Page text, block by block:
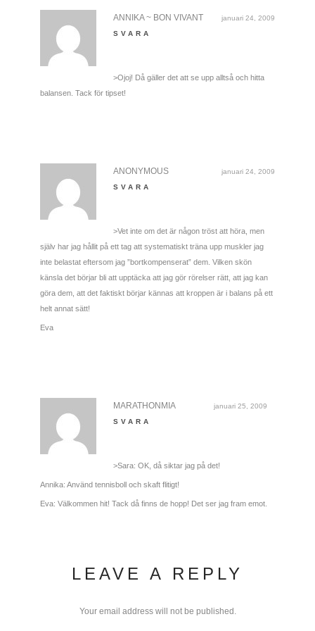
januari 24, 2009
ANNIKA ~ BON VIVANT
SVARA
>Ojoj! Då gäller det att se upp alltså och hitta
balansen. Tack för tipset!
januari 24, 2009
ANONYMOUS
SVARA
>Vet inte om det är någon tröst att höra, men
själv har jag hållit på ett tag att systematiskt träna upp muskler jag
inte belastat eftersom jag ”bortkompenserat” dem. Vilken skön
känsla det börjar bli att upptäcka att jag gör rörelser rätt, att jag kan
göra dem, att det faktiskt börjar kännas att kroppen är i balans på ett
helt annat sätt!
Eva
januari 25, 2009
MARATHONMIA
SVARA
>Sara: OK, då siktar jag på det!
Annika: Använd tennisboll och skaft flitigt!
Eva: Välkommen hit! Tack då finns de hopp! Det ser jag fram emot.
LEAVE A REPLY
Your email address will not be published.